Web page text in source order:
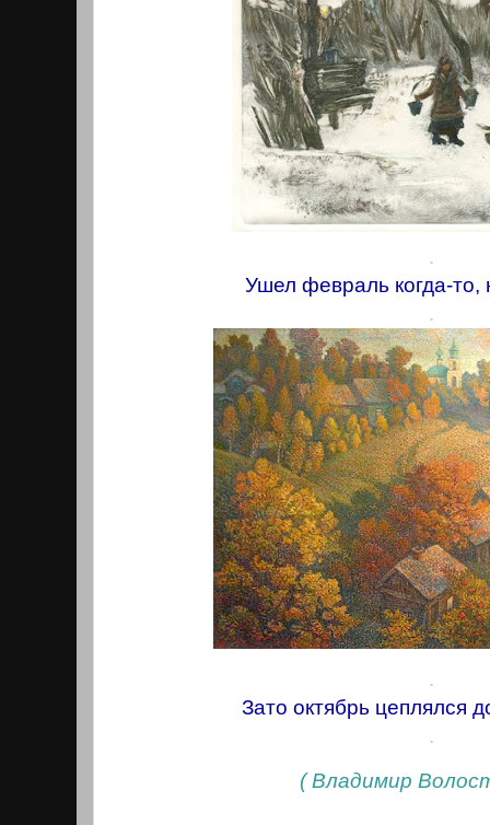
.
Ушел февраль когда-то,
.
.
Зато октябрь цеплялся
.
( Владимир